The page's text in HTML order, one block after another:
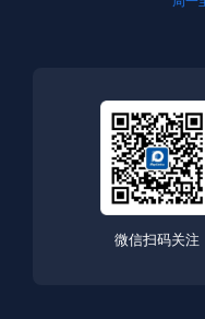
微信扫码关注